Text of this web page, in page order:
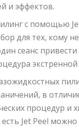
и эффектов.
с помощью
для тех, кому
сеанс
в
процедур и
Jet Peel можно